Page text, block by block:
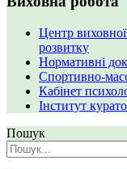
Центр виховної
розвитку
Нормативні
Спортивно-
Кабінет
Інститут
Пошук